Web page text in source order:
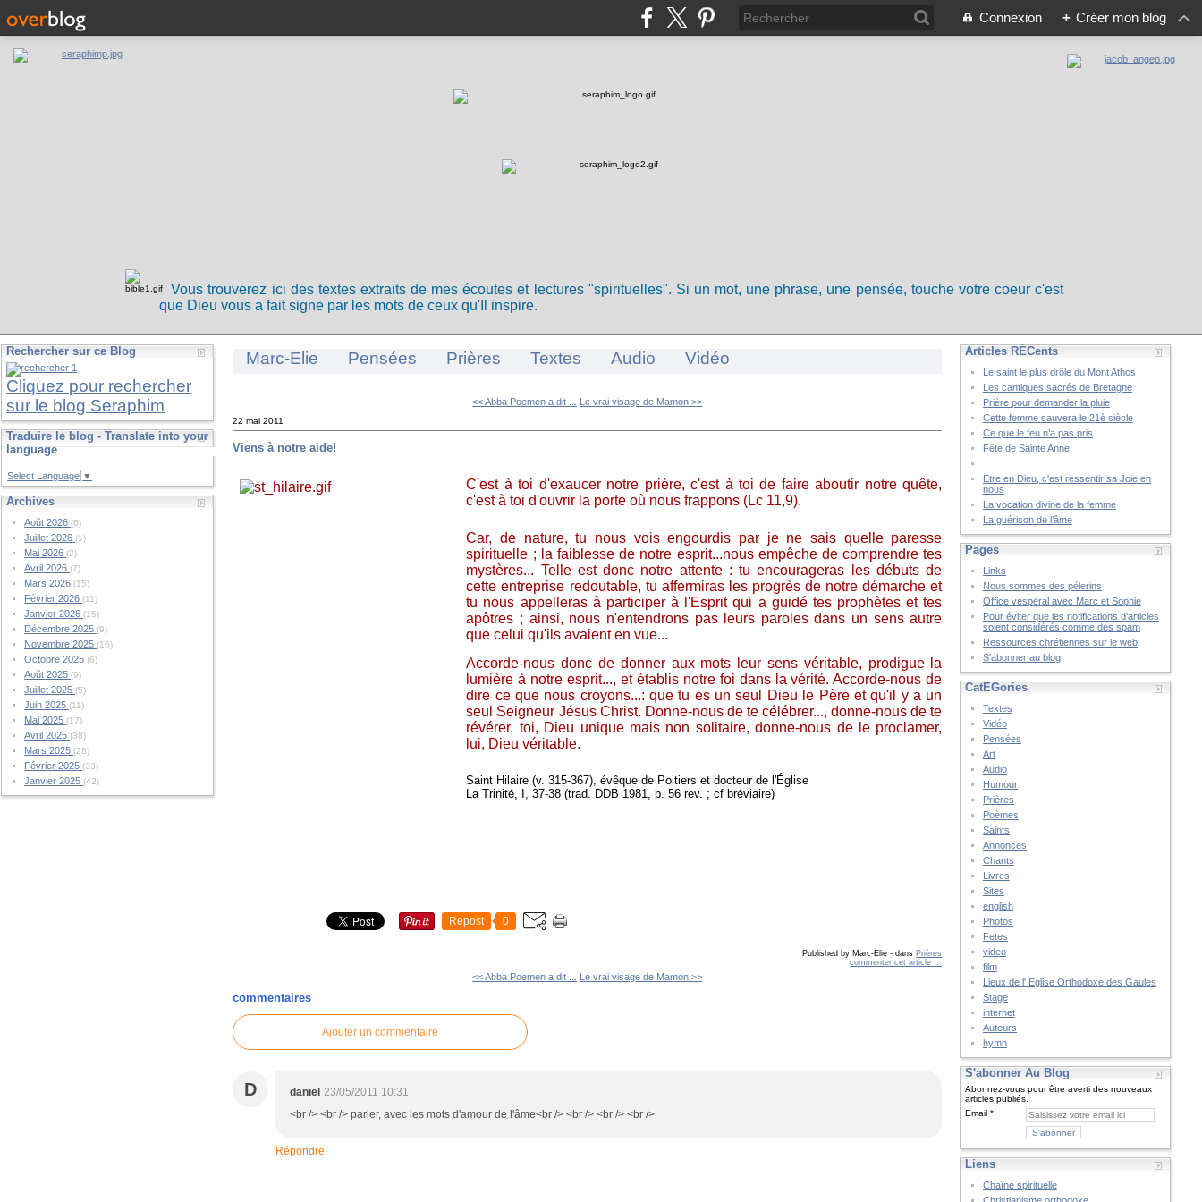
Connexion + Créer mon blog
Vous trouverez ici des textes extraits de mes écoutes et lectures "spirituelles". Si un mot, une phrase, une pensée, touche votre coeur c'est
que Dieu vous a fait signe par les mots de ceux qu'Il inspire.
Rechercher sur ce Blog
Cliquez pour rechercher
sur le blog Seraphim
Traduire le blog - Translate into your
language
Select Language ▼
Archives
Août 2026(6)
Juillet 2026(1)
Mai 2026(2)
Avril 2026(7)
Mars 2026(15)
Février 2026(11)
Janvier 2026(15)
Décembre 2025(9)
Novembre 2025(16)
Octobre 2025(6)
Août 2025(9)
Juillet 2025(5)
Juin 2025(11)
Mai 2025(17)
Avril 2025(38)
Mars 2025(28)
Février 2025(33)
Janvier 2025(42)
Marc-Elie Pensées Prières Textes Audio Vidéo
<< Abba Poemen a dit ... Le vrai visage de Mamon >>
22 mai 2011
Viens à notre aide!
C'est à toi d'exaucer notre prière, c'est à toi de faire aboutir notre quête,
c'est à toi d'ouvrir la porte où nous frappons (Lc 11,9).
Car, de nature, tu nous vois engourdis par je ne sais quelle paresse
spirituelle ; la faiblesse de notre esprit...nous empêche de comprendre tes
mystères... Telle est donc notre attente : tu encourageras les débuts de
cette entreprise redoutable, tu affermiras les progrès de notre démarche et
tu nous appelleras à participer à l'Esprit qui a guidé tes prophètes et tes
apôtres ; ainsi, nous n'entendrons pas leurs paroles dans un sens autre
que celui qu'ils avaient en vue...
Accorde-nous donc de donner aux mots leur sens véritable, prodigue la
lumière à notre esprit..., et établis notre foi dans la vérité. Accorde-nous de
dire ce que nous croyons...: que tu es un seul Dieu le Père et qu'il y a un
seul Seigneur Jésus Christ. Donne-nous de te célébrer..., donne-nous de te
révérer, toi, Dieu unique mais non solitaire, donne-nous de le proclamer,
lui, Dieu véritable.
Saint Hilaire (v. 315-367), évêque de Poitiers et docteur de l'Église
La Trinité, I, 37-38 (trad. DDB 1981, p. 56 rev. ; cf bréviaire)
Repost 0
Published by Marc-Elie - dans Prières
commenter cet article
<< Abba Poemen a dit ... Le vrai visage de Mamon >>
commentaires
Ajouter un commentaire
D daniel 23/05/2011 10:31
<br /> <br /> parler, avec les mots d'amour de l'âme<br /> <br /> <br /> <br />
Répondre
Articles RÉCents
Le saint le plus drôle du Mont Athos
Les cantiques sacrés de Bretagne
Prière pour demander la pluie
Cette femme sauvera le 21è siècle
Ce que le feu n’a pas pris
Fête de Sainte Anne
Etre en Dieu, c'est ressentir sa Joie en
nous
La vocation divine de la femme
La guérison de l’âme
Pages
Links
Nous sommes des pélerins
Office vespéral avec Marc et Sophie
Pour éviter que les notifications d'articles
soient considérés comme des spam
Ressources chrétiennes sur le web
S'abonner au blog
CatÉGories
Textes
Vidéo
Pensées
Art
Audio
Humour
Prières
Poèmes
Saints
Annonces
Chants
Livres
Sites
english
Photos
Fetes
video
film
Lieux de l' Eglise Orthodoxe des Gaules
Stage
internet
Auteurs
hymn
S'abonner Au Blog
Abonnez-vous pour être averti des nouveaux
articles publiés.
Email
Liens
Chaîne spirituelle